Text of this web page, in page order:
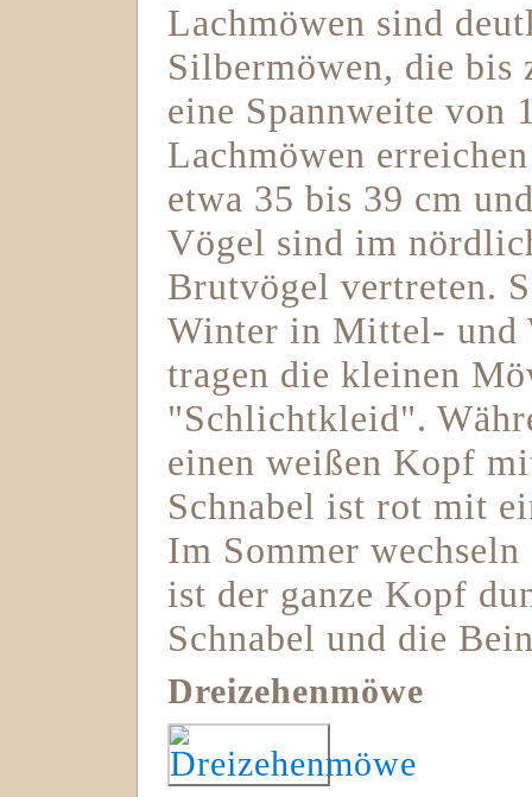
Lachmöwen sind
Silbermöwen, die bis
eine Spannweite von
Lachmöwen
etwa 35 bis 39 cm
Vögel sind im
Brutvögel vertreten.
Winter in Mittel- und
tragen die kleinen
"Schlichtkleid".
einen weißen Kopf
Schnabel ist rot mit
Im Sommer
ist der ganze Kopf
Schnabel und die
Dreizehenmöwe